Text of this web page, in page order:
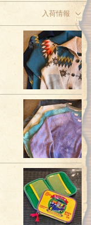
入荷情報